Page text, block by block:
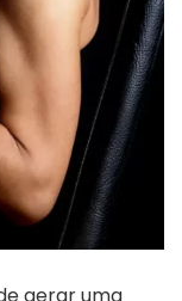
gerar uma